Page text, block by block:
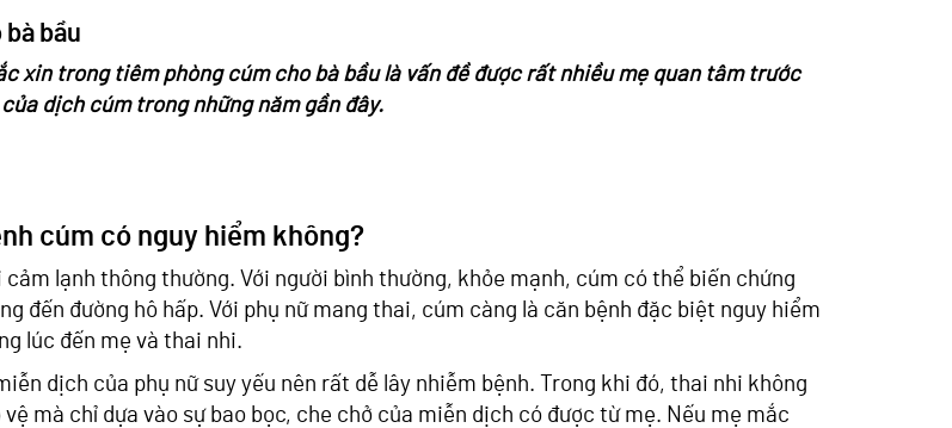
bầu
xin trong tiêm phòng cúm cho bà bầu là vấn đề được rất nhiều mẹ quan tâm trước
dịch cúm trong những năm gần đây.
cúm có nguy hiểm không?
cảm lạnh thông thường. Với người bình thường, khỏe mạnh, cúm có thể biến chứng
đến đường hô hấp. Với phụ nữ mang thai, cúm càng là căn bệnh đặc biệt nguy hiểm
lúc đến mẹ và thai nhi.
dịch của phụ nữ suy yếu nên rất dễ lây nhiễm bệnh. Trong khi đó, thai nhi không
mà chỉ dựa vào sự bao bọc, che chở của miễn dịch có được từ mẹ. Nếu mẹ mắc